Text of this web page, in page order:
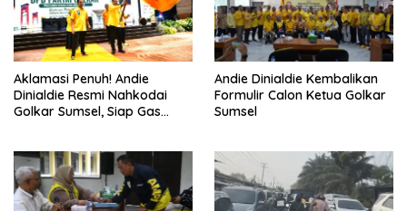
Aklamasi Penuh! Andie
Dinialdie Resmi Nahkodai
Golkar Sumsel, Siap Gas
Andie Dinialdie Kembalikan
Formulir Calon Ketua Golkar
Sumsel